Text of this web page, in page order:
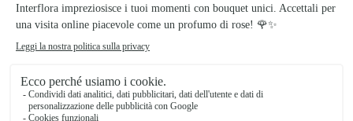
curiosità su questo fiore.
Il garofano del poeta
Scopriamo allora tutto quello che c’è da
sapere sul garofano dei poeti: dal
significato del nome alla sua